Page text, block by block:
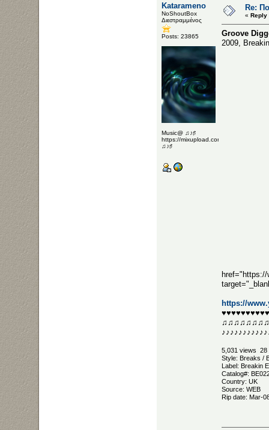
Katarameno
NoShoutBox
Διεστραμμένος
Posts: 23865
Music@ ♫♪♯
https://mixupload.com/u/Katarameno/
♫♪♯
Re:
« Reply
Groove
2009,
https://
5,031 views 28
Style: Breaks /
Label: Breakin
Catalog#:
Country: UK
Source: WEB
Rip date: Mar-